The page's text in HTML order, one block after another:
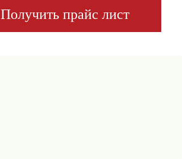
Получить прайс лист